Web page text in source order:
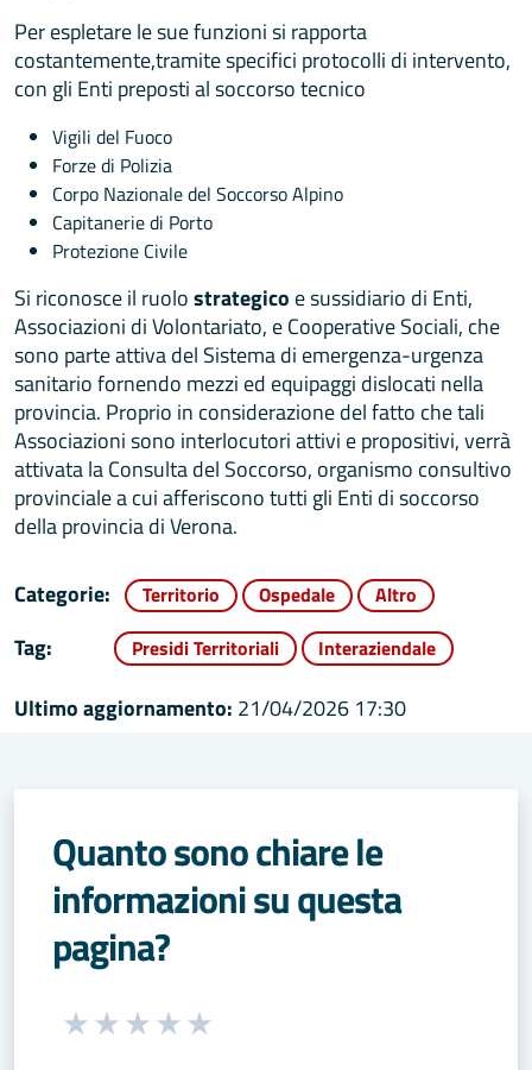
Per espletare le sue funzioni si rapporta
costantemente,tramite specifici protocolli di intervento,
con gli Enti preposti al soccorso tecnico
Vigili del Fuoco
Forze di Polizia
Corpo Nazionale del Soccorso Alpino
Capitanerie di Porto
Protezione Civile
Si riconosce il ruolostrategico e sussidiario di Enti,
Associazioni di Volontariato, e Cooperative Sociali, che
sono parte attiva del Sistema di emergenza-urgenza
sanitario fornendo mezzi ed equipaggi dislocati nella
provincia. Proprio in considerazione del fatto che tali
Associazioni sono interlocutori attivi e propositivi, verrà
attivata la Consulta del Soccorso, organismo consultivo
provinciale a cui afferiscono tutti gli Enti di soccorso
della provincia di Verona.
Categorie: Territorio Ospedale Altro
Tag: Presidi Territoriali Interaziendale
Ultimo aggiornamento: 21/04/2026 17:30
Quanto sono chiare le
informazioni su questa
pagina?
Seleziona una valutazione da 1 a 5 stelle